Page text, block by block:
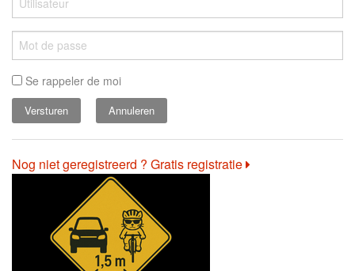
Se rappeler de moi
Annuleren
Nog niet geregistreerd ? Gratis registratie